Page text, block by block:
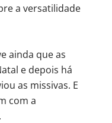
a versatilidade
ainda que as
e depois há
as missivas. E
com a